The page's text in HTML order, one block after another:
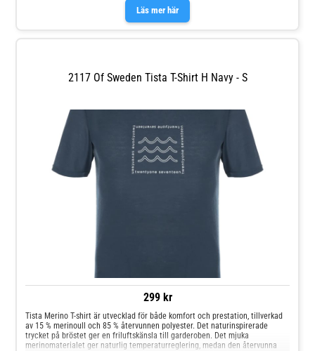
Läs mer här
och naturlig odörkontroll är tröjan idealisk för hög aktivitet. Den är dessutom
lättskött och behåller formen efter tvätt, vilket gör den till ett praktiskt val
för både vardag och äventyr. Lätt och mjukt merinotyg Tryck på bröstet
2117 Of Sweden Tista T-Shirt H Navy - S
299 kr
Tista Merino T-shirt är utvecklad för både komfort och prestation, tillverkad
av 15 % merinoull och 85 % återvunnen polyester. Det naturinspirerade
trycket på bröstet ger en friluftskänsla till garderoben. Det mjuka
merinomaterialet ger naturlig temperaturreglering, medan den återvunna